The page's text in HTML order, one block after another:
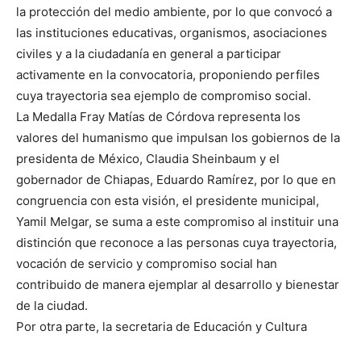
la protección del medio ambiente, por lo que convocó a
las instituciones educativas, organismos, asociaciones
civiles y a la ciudadanía en general a participar
activamente en la convocatoria, proponiendo perfiles
cuya trayectoria sea ejemplo de compromiso social.
La Medalla Fray Matías de Córdova representa los
valores del humanismo que impulsan los gobiernos de la
presidenta de México, Claudia Sheinbaum y el
gobernador de Chiapas, Eduardo Ramírez, por lo que en
congruencia con esta visión, el presidente municipal,
Yamil Melgar, se suma a este compromiso al instituir una
distinción que reconoce a las personas cuya trayectoria,
vocación de servicio y compromiso social han
contribuido de manera ejemplar al desarrollo y bienestar
de la ciudad.
Por otra parte, la secretaria de Educación y Cultura